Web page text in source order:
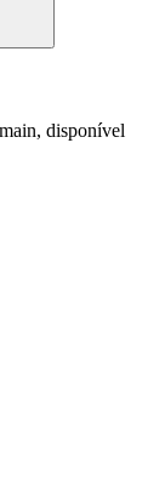
disponível